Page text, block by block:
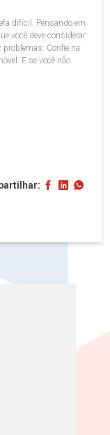
difícil. Pensando em
você deve considerar
Confie na
E se você não